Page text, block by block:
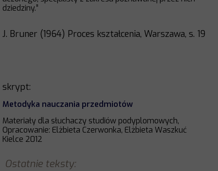
dziedziny.”
J. Bruner (1964) Proces kształcenia, Warszawa, s. 19
skrypt:
Metodyka nauczania przedmiotów
Materiały dla słuchaczy studiów podyplomowych,
Opracowanie: Elżbieta Czerwonka, Elżbieta Waszkuć
Kielce 2012
Ostatnie teksty: